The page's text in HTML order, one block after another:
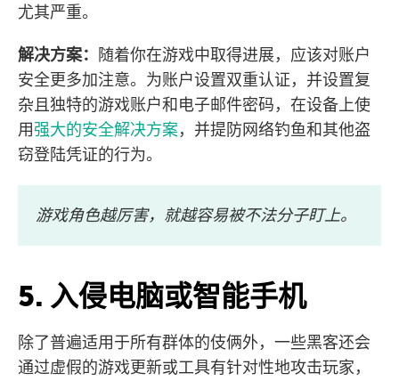
尤其严重。
解决方案： 随着你在游戏中取得进展，应该对账户
安全更多加注意。为账户设置双重认证，并设置复
杂且独特的游戏账户和电子邮件密码，在设备上使
用强大的安全解决方案，并提防网络钓鱼和其他盗
窃登陆凭证的行为。
游戏角色越厉害，就越容易被不法分子盯上。
5. 入侵电脑或智能手机
除了普遍适用于所有群体的伎俩外，一些黑客还会
通过虚假的游戏更新或工具有针对性地攻击玩家，